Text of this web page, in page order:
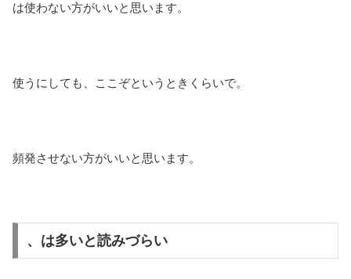
は使わない方がいいと思います。
使うにしても、ここぞというときくらいで。
頻発させない方がいいと思います。
、は多いと読みづらい